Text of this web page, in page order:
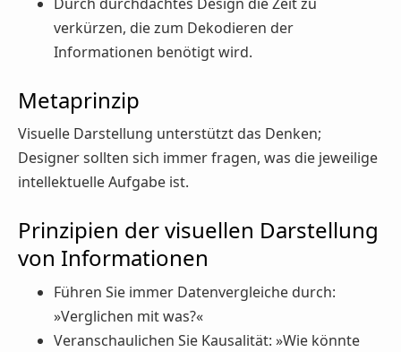
verkürzen, die zum Dekodieren der
Informationen benötigt wird.
Metaprinzip
Visuelle Darstellung unterstützt das Denken;
Designer sollten sich immer fragen, was die jeweilige
intellektuelle Aufgabe ist.
Prinzipien der visuellen Darstellung
von Informationen
Führen Sie immer Datenvergleiche durch:
»Verglichen mit was?«
Veranschaulichen Sie Kausalität: »Wie könnte